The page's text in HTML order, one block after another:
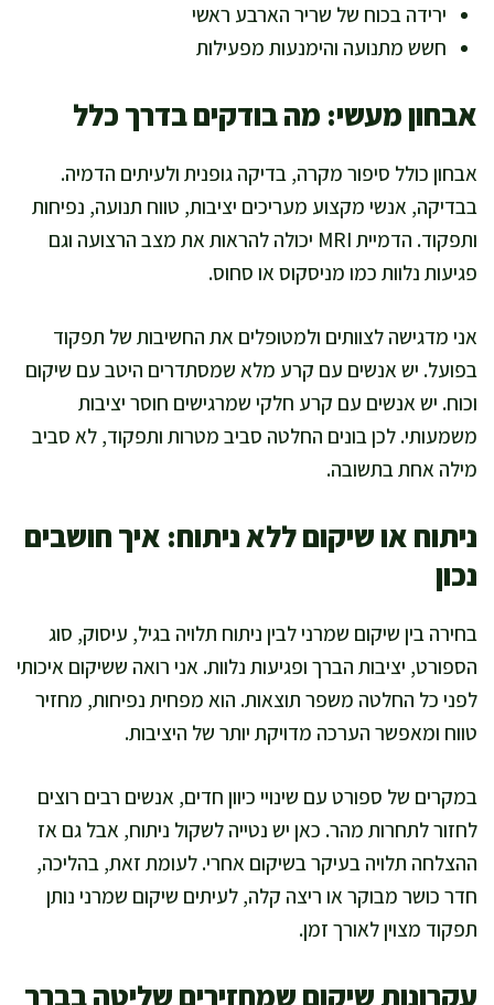
ירידה בכוח של שריר הארבע ראשי
חשש מתנועה והימנעות מפעילות
אבחון מעשי: מה בודקים בדרך כלל
אבחון כולל סיפור מקרה, בדיקה גופנית ולעיתים הדמיה.
בבדיקה, אנשי מקצוע מעריכים יציבות, טווח תנועה, נפיחות
ותפקוד. הדמיית MRI יכולה להראות את מצב הרצועה וגם
פגיעות נלוות כמו מניסקוס או סחוס.
אני מדגישה לצוותים ולמטופלים את החשיבות של תפקוד
בפועל. יש אנשים עם קרע מלא שמסתדרים היטב עם שיקום
וכוח. יש אנשים עם קרע חלקי שמרגישים חוסר יציבות
משמעותי. לכן בונים החלטה סביב מטרות ותפקוד, לא סביב
מילה אחת בתשובה.
ניתוח או שיקום ללא ניתוח: איך חושבים
נכון
בחירה בין שיקום שמרני לבין ניתוח תלויה בגיל, עיסוק, סוג
הספורט, יציבות הברך ופגיעות נלוות. אני רואה ששיקום איכותי
לפני כל החלטה משפר תוצאות. הוא מפחית נפיחות, מחזיר
טווח ומאפשר הערכה מדויקת יותר של היציבות.
במקרים של ספורט עם שינויי כיוון חדים, אנשים רבים רוצים
לחזור לתחרות מהר. כאן יש נטייה לשקול ניתוח, אבל גם אז
ההצלחה תלויה בעיקר בשיקום אחרי. לעומת זאת, בהליכה,
חדר כושר מבוקר או ריצה קלה, לעיתים שיקום שמרני נותן
תפקוד מצוין לאורך זמן.
עקרונות שיקום שמחזירים שליטה בברך